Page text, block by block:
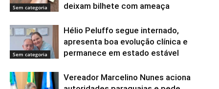
Sem categoria
deixam bilhete com ameaça
Sem categoria
Hélio Peluffo segue internado,
apresenta boa evolução clínica e
permanece em estado estável
Vereador Marcelino Nunes aciona